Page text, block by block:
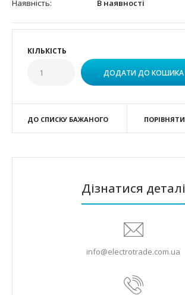
Наявність:
В наявності
КІЛЬКІСТЬ
ДО СПИСКУ БАЖАНОГО ПОРІВНЯТИ
Дізнатися деталі
info@electrotrade.com.ua